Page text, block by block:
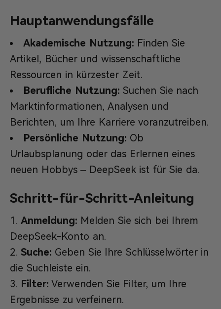
Hauptanwendungsfälle
Akademische Nutzung: Finden Sie
Artikel, Bücher und wissenschaftliche
Ressourcen in kürzester Zeit.
Berufliche Nutzung: Suchen Sie nach
Marktinformationen, Analysen und
Berichten, um Ihre Karriere voranzutreiben.
Persönliche Nutzung: Ob
Urlaubsplanung oder das Erlernen eines
neuen Hobbys – DeepSeek ist für Sie da.
Schritt-für-Schritt-Anleitung
Anmeldung: Melden Sie sich bei Ihrem
DeepSeek-Konto an.
Suche: Geben Sie Ihre Schlüsselwörter in
die Suchleiste ein.
Filter: Verwenden Sie Filter, um Ihre
Ergebnisse zu verfeinern.